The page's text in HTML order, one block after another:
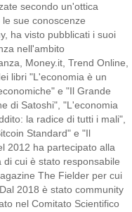
secondo un'ottica
sue conoscenze
ha visto pubblicati i suoi
nell'ambito
Money.it, Trend Online,
libri "L'economia è un
e "Il Grande
di Satoshi", "L'economia
la radice di tutti i mali",
Standard" e "Il
2012 ha partecipato alla
cui è stato responsabile
The Fielder per cui
2018 è stato community
nel Comitato Scientifico